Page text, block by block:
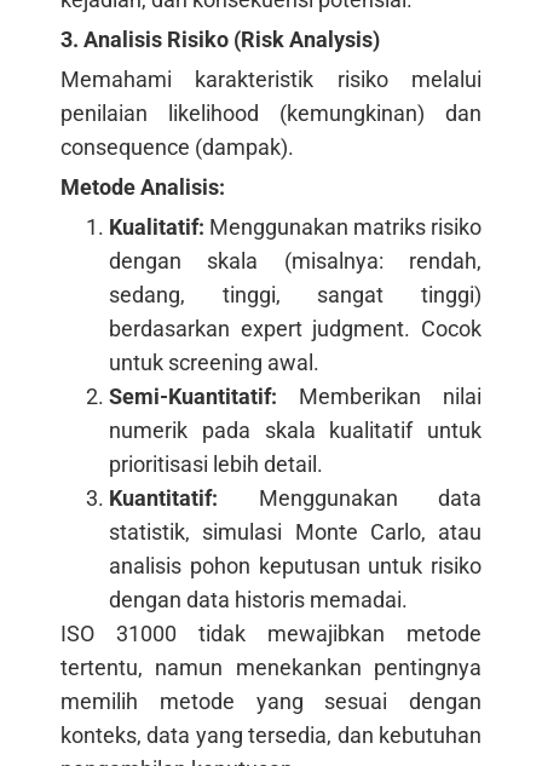
3. Analisis Risiko (Risk Analysis)
Memahami karakteristik risiko melalui
penilaian likelihood (kemungkinan) dan
consequence (dampak).
Metode Analisis:
Kualitatif: Menggunakan matriks risiko
dengan skala (misalnya: rendah,
sedang, tinggi, sangat tinggi)
berdasarkan expert judgment. Cocok
untuk screening awal.
Semi-Kuantitatif: Memberikan nilai
numerik pada skala kualitatif untuk
prioritisasi lebih detail.
Kuantitatif: Menggunakan data
statistik, simulasi Monte Carlo, atau
analisis pohon keputusan untuk risiko
dengan data historis memadai.
ISO 31000 tidak mewajibkan metode
tertentu, namun menekankan pentingnya
memilih metode yang sesuai dengan
konteks, data yang tersedia, dan kebutuhan